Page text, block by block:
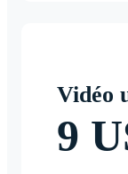
Vidéo
9